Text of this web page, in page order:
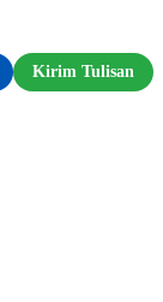
Kirim Tulisan